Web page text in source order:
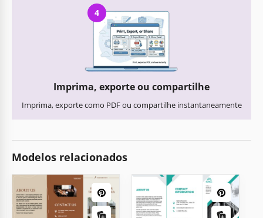
4
Imprima, exporte ou compartilhe
Imprima, exporte como PDF ou compartilhe instantaneamente
Modelos relacionados